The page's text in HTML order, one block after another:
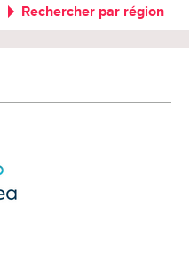
Rechercher par région